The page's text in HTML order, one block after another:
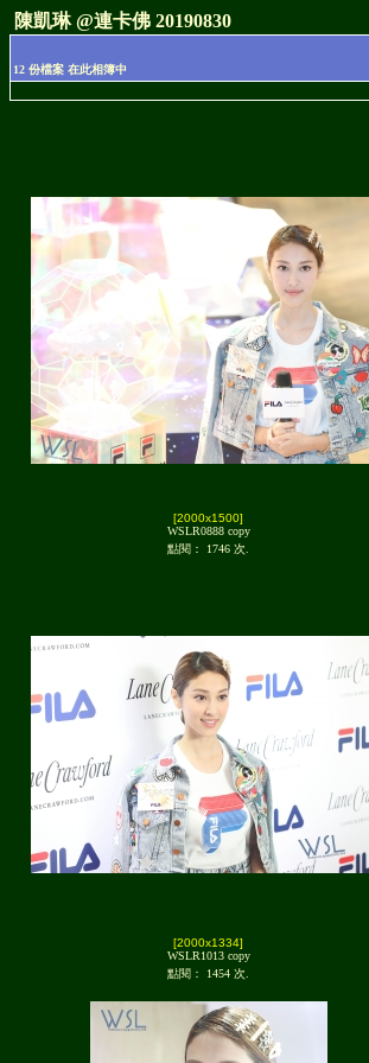
陳凱琳 @連卡佛 20190830
12 份檔案 在此相簿中
[2000x1500]
WSLR0888 copy
點閱： 1746 次.
[2000x1334]
WSLR1013 copy
點閱： 1454 次.